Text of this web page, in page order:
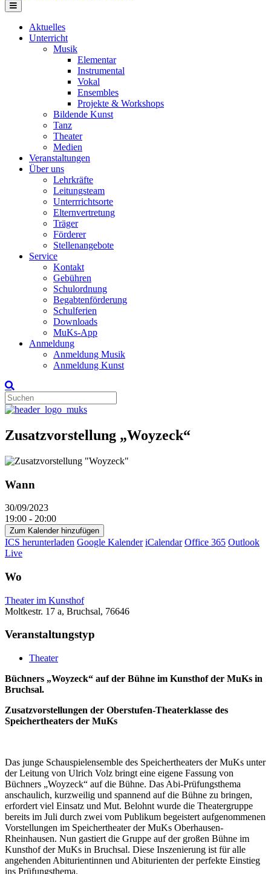
Navigation
Aktuelles
Unterricht
Musik
Elementar
Instrumental
Vokal
Ensembles
Projekte & Workshops
Bildende Kunst
Tanz
Theater
Medien
Veranstaltungen
Über uns
Lehrkräfte
Leitungsteam
Unterrrichtsorte
Elternvertretung
Träger
Förderer
Stellenangebote
Service
Kontakt
Gebühren
Schulordnung
Begabtenförderung
Schulferien
Downloads
MuKs-App
Anmeldung
Anmeldung Musik
Anmeldung Kunst
Zusatzvorstellung „Woyzeck“
Wann
30/09/2023
19:00 - 20:00
Zum Kalender hinzufügen
ICS herunterladen Google Kalender iCalendar Office 365 Outlook
Live
Wo
Theater im Kunsthof
Moltkestr. 17 a, Bruchsal, 76646
Veranstaltungstyp
Theater
Büchners „Woyzeck“ auf der Bühne im Kunsthof der MuKs in
Bruchsal.
Zusatzvorstellungen der Oberstufen-Theaterklasse des
Speichertheaters der MuKs
Das junge Schauspielensemble des Speichertheaters der MuKs unter
der Leitung von Ulrich Volz bringt eine eigene Fassung von
Büchners „Woyzeck“ auf die Bühne. Das Abi-Prüfungsthema
anschaulich, kurzweilig und spannend auf die Bühne zu bringen,
erfordert viel Einsatz und Mut. Belohnt wurde die Theatergruppe
bereits im Juli durch zwei vom Publikum begeistert aufgenommenen
Vorstellungen im Speichertheater der MuKs Oberhausen-
Rheinhausen. Nun gastiert die Gruppe auf der großen Bühne im
Kunsthof der MuKs in Bruchsal. Diese Inszenierung ist für alle
angehenden Abiturientinnen und Abiturienten der perfekte Einstieg
ins Prüfungsthema.